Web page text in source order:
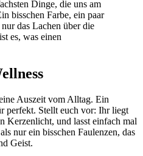
Dinge, die uns am
bisschen Farbe, ein paar
das Lachen über die
es, was einen
Auszeit vom Alltag. Ein
perfekt. Stellt euch vor: Ihr liegt
Kerzenlicht, und lasst einfach mal
nur ein bisschen Faulenzen, das
Geist.